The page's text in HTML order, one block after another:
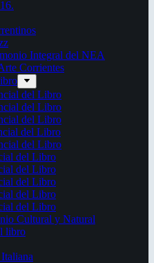
Integral del NEA
Corrientes
del Libro
del Libro
del Libro
del Libro
del Libro
del Libro
del Libro
del Libro
del Libro
del Libro
Cultural y Natural
libro